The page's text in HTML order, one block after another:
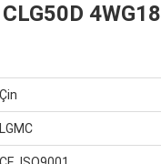
Çin
LGMC